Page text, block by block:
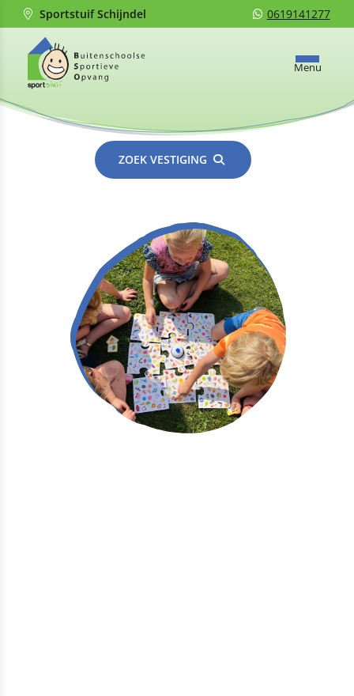
Sportstuif Schijndel 0619141277
Menu
ZOEK VESTIGING